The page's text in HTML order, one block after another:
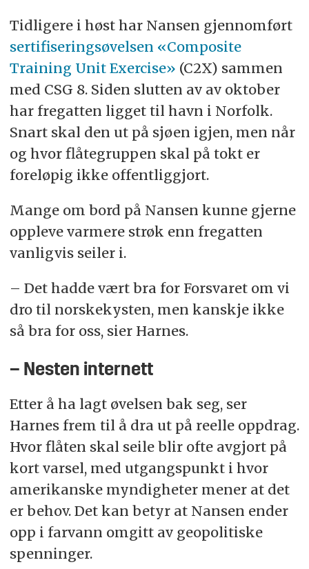
Tidligere i høst har Nansen gjennomført
sertifiseringsøvelsen «Composite
Training Unit Exercise» (C2X) sammen
med CSG 8. Siden slutten av av oktober
har fregatten ligget til havn i Norfolk.
Snart skal den ut på sjøen igjen, men når
og hvor flåtegruppen skal på tokt er
foreløpig ikke offentliggjort.
Mange om bord på Nansen kunne gjerne
oppleve varmere strøk enn fregatten
vanligvis seiler i.
– Det hadde vært bra for Forsvaret om vi
dro til norskekysten, men kanskje ikke
så bra for oss, sier Harnes.
– Nesten internett
Etter å ha lagt øvelsen bak seg, ser
Harnes frem til å dra ut på reelle oppdrag.
Hvor flåten skal seile blir ofte avgjort på
kort varsel, med utgangspunkt i hvor
amerikanske myndigheter mener at det
er behov. Det kan betyr at Nansen ender
opp i farvann omgitt av geopolitiske
spenninger.